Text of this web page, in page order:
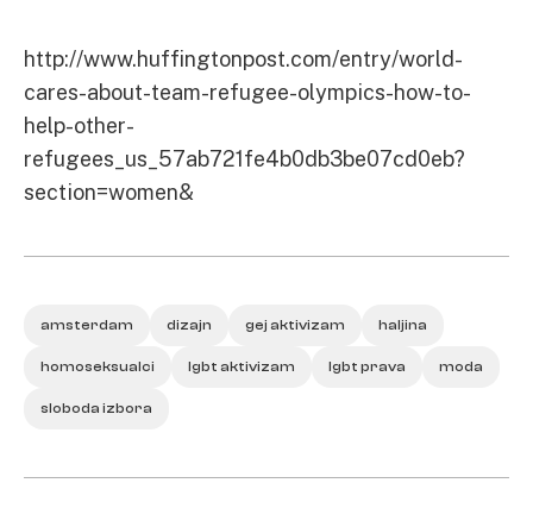
http://www.huffingtonpost.com/entry/world-
cares-about-team-refugee-olympics-how-to-
help-other-
refugees_us_57ab721fe4b0db3be07cd0eb?
section=women&
amsterdam dizajn gej aktivizam haljina
homoseksualci lgbt aktivizam lgbt prava moda
sloboda izbora